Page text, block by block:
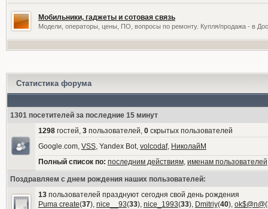
Мобильники, гаджеты и сотовая связь
Модели, операторы, цены, ПО, вопросы по ремонту. Купля/продажа - в
Статистика форума
1301 посетителей за последние 15 минут
1298гостей, 3пользователей, 0скрытых пользователей
Google.com, VSS, Yandex Bot, volcodaf, НиколайМ
Полный список по: последним действиям, именам пользователей
Поздравляем с днем рождения наших пользователей:
13пользователей празднуют сегодня свой день рождения
Puma create(37), nice__93(33), nice_1993(33), Dmitriy(40), ok$@n@(